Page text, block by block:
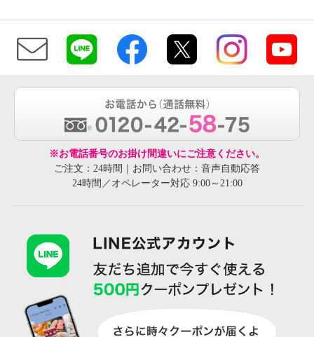
※お電話番号のお掛け間違いにご注意ください。
ご注文：24時間｜お問い合わせ：音声自動応答
24時間／オペレーター対応 9:00～21:00